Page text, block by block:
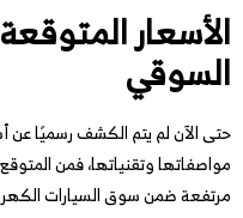
الأسعار
السوقي
مواصفاتها وتقنياتها، فمن
مرتفعة ضمن سوق السيارات